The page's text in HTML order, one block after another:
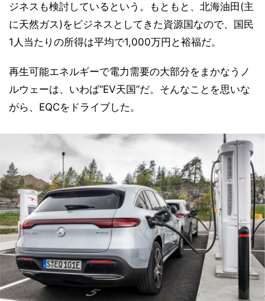
ジネスも検討しているという。もともと、北海油田(主
に天然ガス)をビジネスとしてきた資源国なので、国民
1人当たりの所得は平均で1,000万円と裕福だ。
再生可能エネルギーで電力需要の大部分をまかなうノ
ルウェーは、いわば“EV天国”だ。そんなことを思いな
がら、EQCをドライブした。